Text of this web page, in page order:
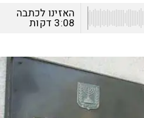
האזינו לכתבה
3:08 דקות